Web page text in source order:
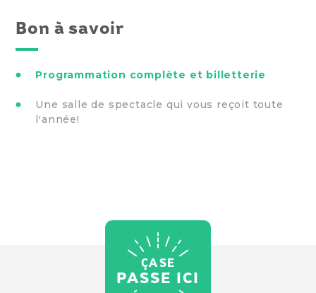
Bon à savoir
Programmation complète et billetterie
Une salle de spectacle qui vous reçoit toute
l'année!
ÇA SE
PASSE ICI